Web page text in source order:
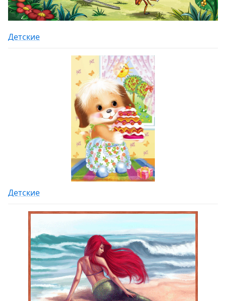
Детские
Детские